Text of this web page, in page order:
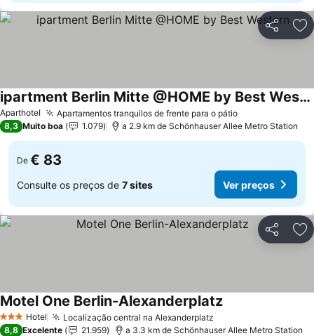
Partilhar
Aparthotel Apartamentos tranquilos de frente para o pátio
ipartment Berlin Mitte @HOME by Best Western
8,3 Muito boa 1.079 a 2.9 km de Schönhauser Allee Metro Station
De € 83
Consulte os preços de 7 sites Ver preços
Partilhar
3 EstrelasHotel Localização central na Alexanderplatz
Motel One Berlin-Alexanderplatz
8,8 Excelente 21.959 a 3.3 km de Schönhauser Allee Metro Station